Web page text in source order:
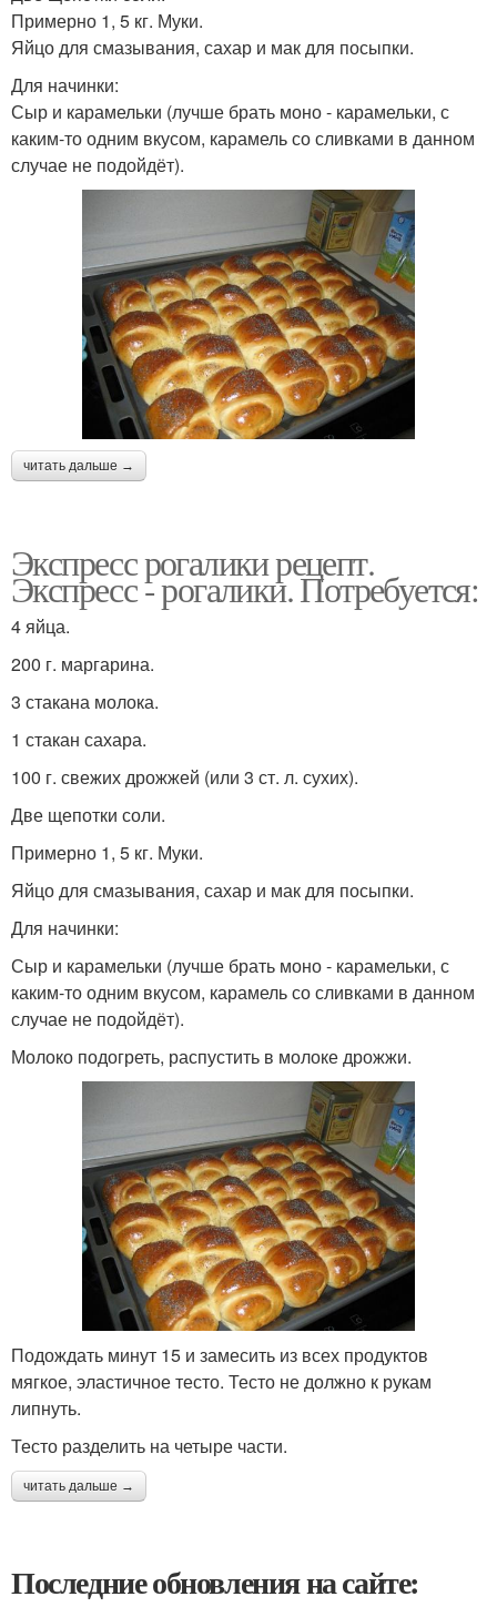
Примерно 1, 5 кг. Муки.
Яйцо для смазывания, сахар и мак для посыпки.
Для начинки:
Сыр и карамельки (лучше брать моно - карамельки, с
каким-то одним вкусом, карамель со сливками в данном
случае не подойдёт).
читать дальше →
Экспресс рогалики рецепт.
Экспресс - рогалики. Потребуется:
4 яйца.
200 г. маргарина.
3 стакана молока.
1 стакан сахара.
100 г. свежих дрожжей (или 3 ст. л. сухих).
Две щепотки соли.
Примерно 1, 5 кг. Муки.
Яйцо для смазывания, сахар и мак для посыпки.
Для начинки:
Сыр и карамельки (лучше брать моно - карамельки, с
каким-то одним вкусом, карамель со сливками в данном
случае не подойдёт).
Молоко подогреть, распустить в молоке дрожжи.
Подождать минут 15 и замесить из всех продуктов
мягкое, эластичное тесто. Тесто не должно к рукам
липнуть.
Тесто разделить на четыре части.
читать дальше →
Последние обновления на сайте: